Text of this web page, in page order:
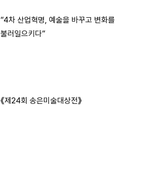
“4차 산업혁명, 예술을 바꾸고 변화를
불러일으키다”
《제24회 송은미술대상전》